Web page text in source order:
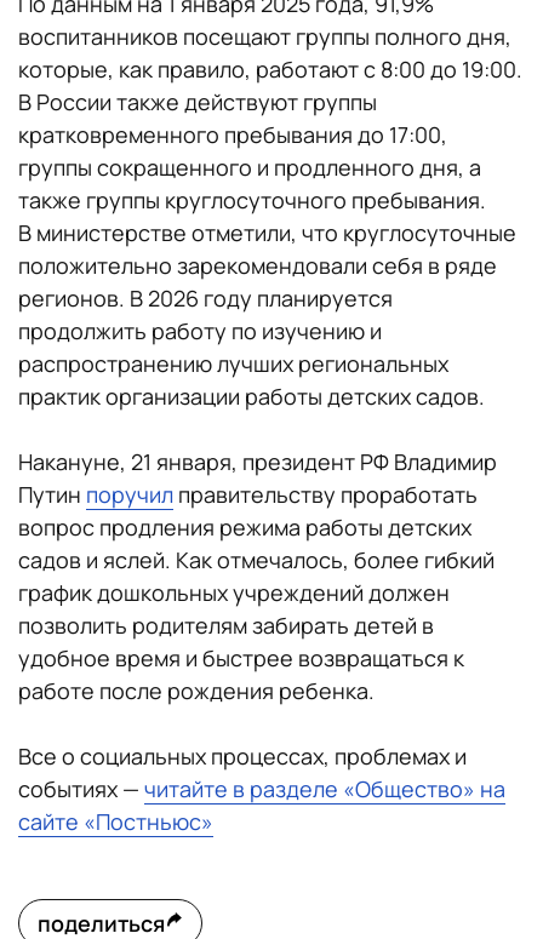
воспитанников посещают группы полного дня,
которые, как правило, работают с 8:00 до 19:00.
В России также действуют группы
кратковременного пребывания до 17:00,
группы сокращенного и продленного дня, а
также группы круглосуточного пребывания.
В министерстве отметили, что круглосуточные
положительно зарекомендовали себя в ряде
регионов. В 2026 году планируется
продолжить работу по изучению и
распространению лучших региональных
практик организации работы детских садов.
Накануне, 21 января, президент РФ Владимир
Путин поручил правительству проработать
вопрос продления режима работы детских
садов и яслей. Как отмечалось, более гибкий
график дошкольных учреждений должен
позволить родителям забирать детей в
удобное время и быстрее возвращаться к
работе после рождения ребенка.
Все о социальных процессах, проблемах и
событиях — читайте в разделе «Общество» на
сайте «Постньюс»
поделиться